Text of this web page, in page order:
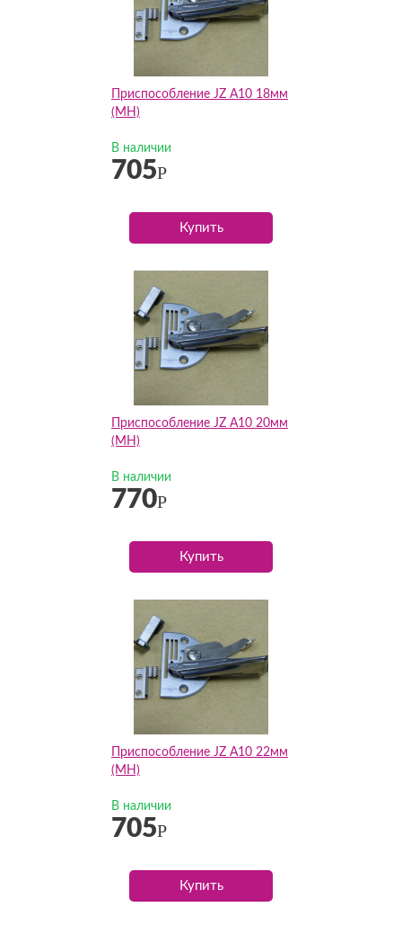
Приспособление JZ А10 18мм
(MH)
В наличии
705Р
Купить
Приспособление JZ А10 20мм
(MH)
В наличии
770Р
Купить
Приспособление JZ А10 22мм
(MH)
В наличии
705Р
Купить